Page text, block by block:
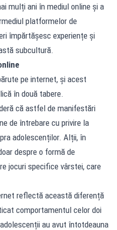
mulți ani în mediul online și a
platformelor de
împărtășesc experiențe și
subcultură.
pe internet, și acest
în două tabere.
că astfel de manifestări
de întrebare cu privire la
adolescenților. Alții, în
despre o formă de
jocuri specifice vârstei, care
reflectă această diferență
comportamentul celor doi
au avut întotdeauna